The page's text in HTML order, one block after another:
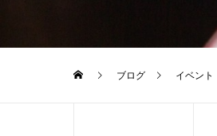
ブログ イベント